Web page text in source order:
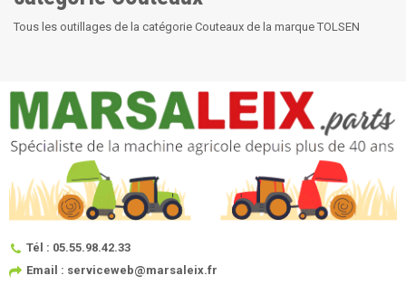
Tous les outillages de la catégorie Couteaux de la marque TOLSEN
Tél : 05.55.98.42.33
Email : serviceweb@marsaleix.fr